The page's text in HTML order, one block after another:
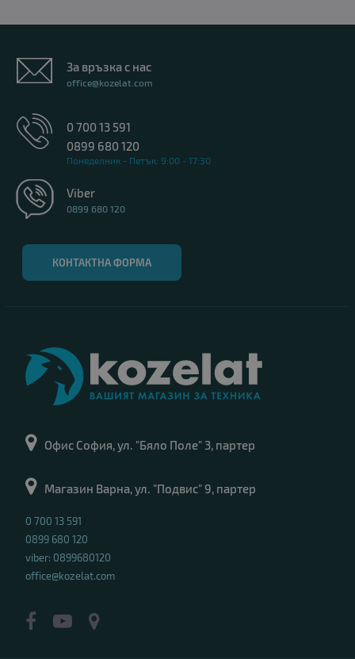
За връзка с нас
office@kozelat.com
0 700 13 591
0899 680 120
Понеделник - Петък: 9:00 - 17:30
Viber
0899 680 120
КОНТАКТНА ФОРМА
Офис София, ул. "Бяло Поле" 3, партер
Магазин Варна, ул. "Подвис" 9, партер
0 700 13 591
0899 680 120
viber: 0899680120
office@kozelat.com